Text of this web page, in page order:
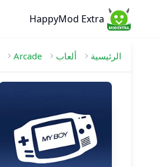
HappyMod Extra
الرئيسية ألعاب Arcade